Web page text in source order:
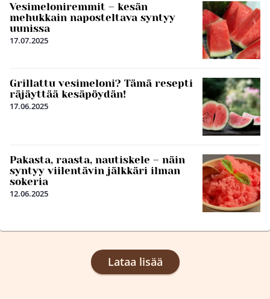
Vesimeloniremmit – kesän
mehukkain naposteltava syntyy
uunissa
17.07.2025
Grillattu vesimeloni? Tämä resepti
räjäyttää kesäpöydän!
17.06.2025
Pakasta, raasta, nautiskele – näin
syntyy viilentävin jälkkäri ilman
sokeria
12.06.2025
Lataa lisää